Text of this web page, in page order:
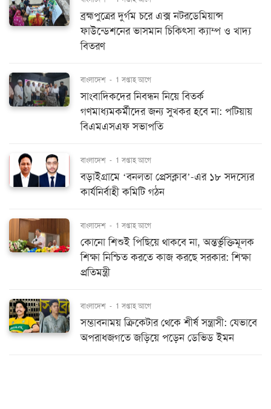
ব্রহ্মপুত্রের দুর্গম চরে এক্স নটরডেমিয়ান্স
ফাউন্ডেশনের ভাসমান চিকিৎসা ক্যাম্প ও খাদ্য
বিতরণ
বাংলাদেশ - 1 সপ্তাহ আগে
সাংবাদিকদের নিবন্ধন নিয়ে বিতর্ক
গণমাধ্যমকর্মীদের জন্য সুখকর হবে না: পটিয়ায়
বিএমএসএফ সভাপতি
বাংলাদেশ - 1 সপ্তাহ আগে
বড়াইগ্রামে ‘বনলতা প্রেসক্লাব’-এর ১৮ সদস্যের
কার্যনির্বাহী কমিটি গঠন
বাংলাদেশ - 1 সপ্তাহ আগে
কোনো শিশুই পিছিয়ে থাকবে না, অন্তর্ভুক্তিমূলক
শিক্ষা নিশ্চিত করতে কাজ করছে সরকার: শিক্ষা
প্রতিমন্ত্রী
বাংলাদেশ - 1 সপ্তাহ আগে
সম্ভাবনাময় ক্রিকেটার থেকে শীর্ষ সন্ত্রাসী: যেভাবে
অপরাধজগতে জড়িয়ে পড়েন ডেভিড ইমন